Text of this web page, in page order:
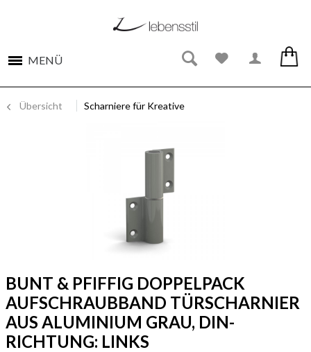
MENÜ
Übersicht Scharniere für Kreative
BUNT & PFIFFIG DOPPELPACK
AUFSCHRAUBBAND TÜRSCHARNIER
AUS ALUMINIUM GRAU, DIN-
RICHTUNG: LINKS